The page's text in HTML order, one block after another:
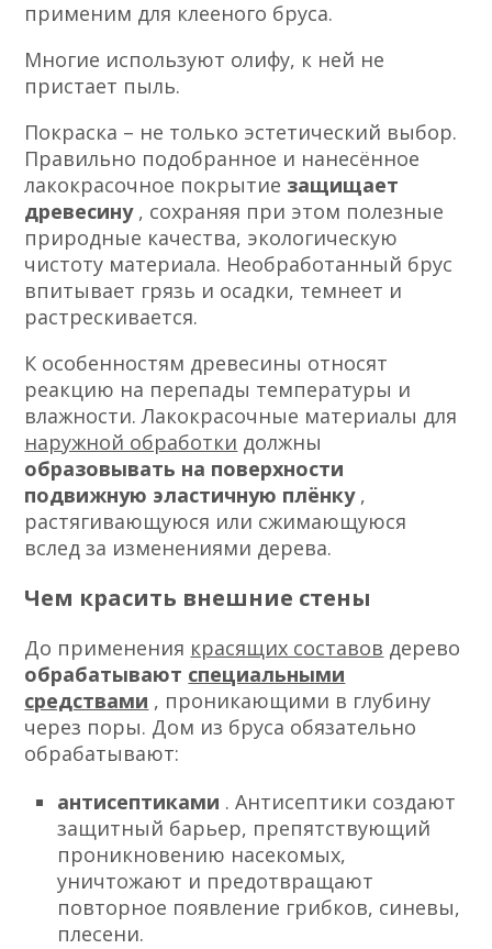
применим для клееного бруса.
Многие используют олифу, к ней не
пристает пыль.
Покраска – не только эстетический выбор.
Правильно подобранное и нанесённое
лакокрасочное покрытие защищает
древесину , сохраняя при этом полезные
природные качества, экологическую
чистоту материала. Необработанный брус
впитывает грязь и осадки, темнеет и
растрескивается.
К особенностям древесины относят
реакцию на перепады температуры и
влажности. Лакокрасочные материалы для
наружной обработки должны
образовывать на поверхности
подвижную эластичную плёнку ,
растягивающуюся или сжимающуюся
вслед за изменениями дерева.
Чем красить внешние стены
До применения красящих составов дерево
обрабатывают специальными
средствами , проникающими в глубину
через поры. Дом из бруса обязательно
обрабатывают:
антисептиками . Антисептики создают
защитный барьер, препятствующий
проникновению насекомых,
уничтожают и предотвращают
повторное появление грибков, синевы,
плесени.